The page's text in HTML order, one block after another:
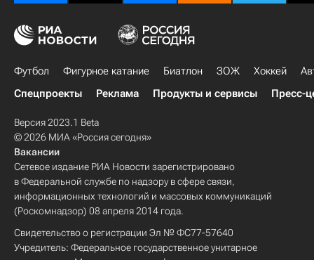
Футбол Фигурное катание Биатлон ЗОЖ Хоккей
Спецпроекты
Реклама Продукты и сервисы Пресс-
Версия 2023.1 Beta
© 2026 МИА «Россия сегодня»
Вакансии
Сетевое издание РИА Новости зарегистрировано
в Федеральной службе по надзору в сфере связи,
информационных технологий и массовых коммуникаций
(Роскомнадзор) 08 апреля 2014 года.
Свидетельство о регистрации Эл № ФС77-57640
Учредитель: Федеральное государственное унитарное